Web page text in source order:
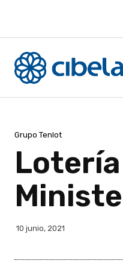
Grupo Tenlot
10 junio, 2021